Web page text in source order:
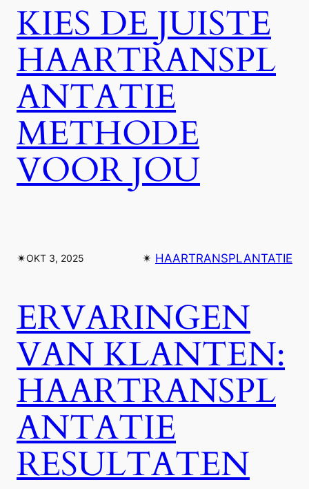
KIES DE JUISTE
HAARTRANSPL
ANTATIE
METHODE
VOOR JOU
✴︎OKT 3, 2025 ✴︎ HAARTRANSPLANTATIE
ERVARINGEN
VAN KLANTEN:
HAARTRANSPL
ANTATIE
RESULTATEN